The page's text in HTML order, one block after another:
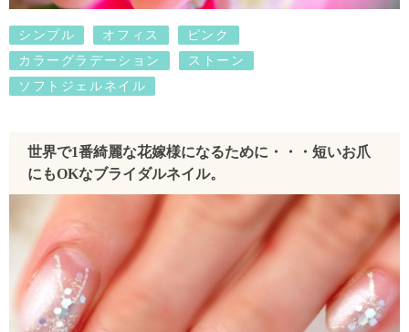
シンプル オフィス
ピンク
カラーグラデーション
ストーン
ソフトジェルネイル
世界で1番綺麗な花嫁様になるために・・・短いお爪
にもOKなブライダルネイル。